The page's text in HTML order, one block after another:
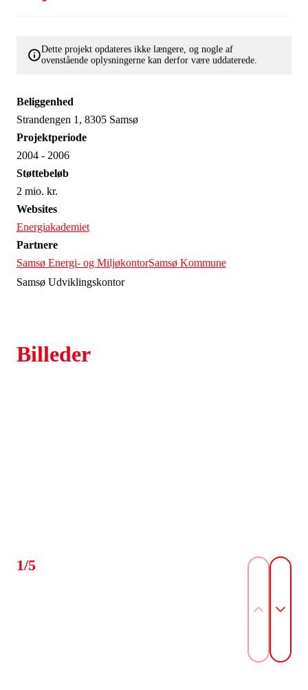
Dette projekt opdateres ikke længere, og nogle af
ovenstående oplysningerne kan derfor være uddaterede.
Beliggenhed
Strandengen 1, 8305 Samsø
Projektperiode
2004 - 2006
Støttebeløb
2 mio. kr.
Websites
Energiakademiet
Partnere
Samsø Energi- og MiljøkontorSamsø Kommune
Samsø Udviklingskontor
Billeder
1/5